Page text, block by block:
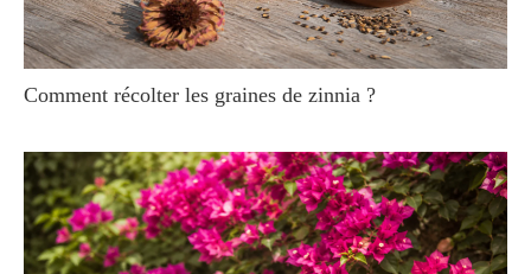
Comment récolter les graines de zinnia ?